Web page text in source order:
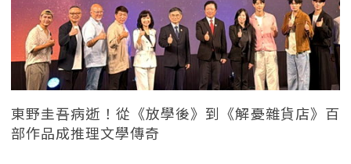
東野圭吾病逝！從《放學後》到《解憂雜貨店》百
部作品成推理文學傳奇